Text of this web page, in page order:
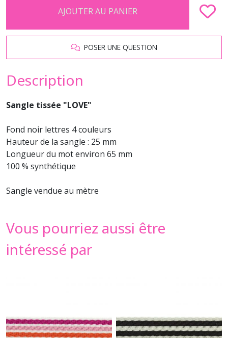
AJOUTER AU PANIER
POSER UNE QUESTION
Description
Sangle tissée "LOVE"
Fond noir lettres 4 couleurs
Hauteur de la sangle : 25 mm
Longueur du mot environ 65 mm
100 % synthétique
Sangle vendue au mètre
Vous pourriez aussi être
intéressé par